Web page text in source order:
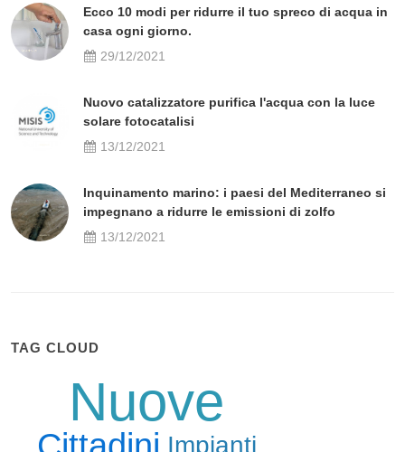
Ecco 10 modi per ridurre il tuo spreco di acqua in
casa ogni giorno.
29/12/2021
Nuovo catalizzatore purifica l'acqua con la luce
solare fotocatalisi
13/12/2021
Inquinamento marino: i paesi del Mediterraneo si
impegnano a ridurre le emissioni di zolfo
13/12/2021
TAG CLOUD
Nuove
Impianti